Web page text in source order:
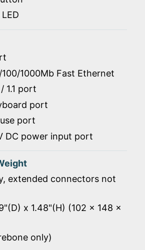
100/1000Mb Fast Ethernet
1.1 port
port
port
DC power input port
extended connectors not
x 1.48"(H) (102 x 148 x
only)